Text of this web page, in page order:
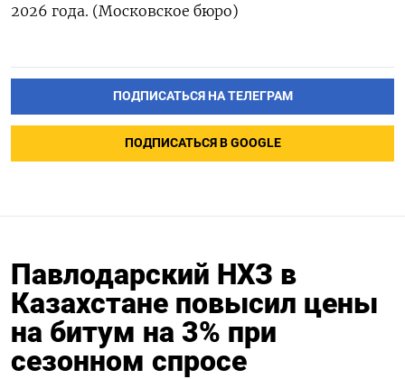
2026 года. (Московское бюро)
ПОДПИСАТЬСЯ НА ТЕЛЕГРАМ
ПОДПИСАТЬСЯ В GOOGLE
Павлодарский НХЗ в
Казахстане повысил цены
на битум на 3% при
сезонном спросе